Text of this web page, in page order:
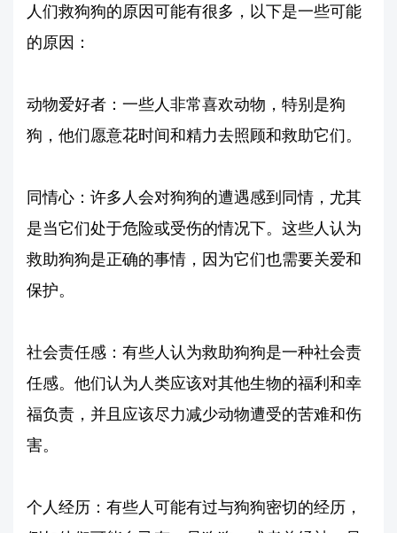
人们救狗狗的原因可能有很多，以下是一些可能
的原因：
动物爱好者：一些人非常喜欢动物，特别是狗
狗，他们愿意花时间和精力去照顾和救助它们。
同情心：许多人会对狗狗的遭遇感到同情，尤其
是当它们处于危险或受伤的情况下。这些人认为
救助狗狗是正确的事情，因为它们也需要关爱和
保护。
社会责任感：有些人认为救助狗狗是一种社会责
任感。他们认为人类应该对其他生物的福利和幸
福负责，并且应该尽力减少动物遭受的苦难和伤
害。
个人经历：有些人可能有过与狗狗密切的经历，